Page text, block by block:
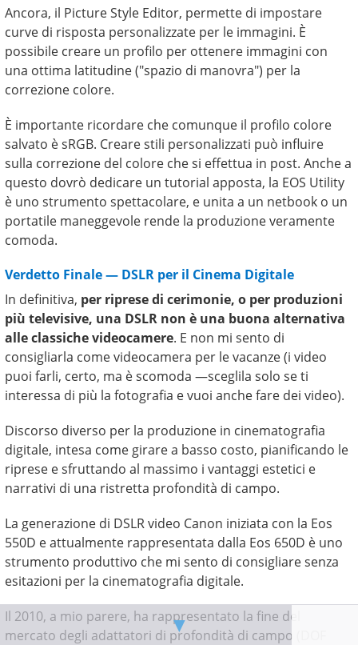
Ancora, il Picture Style Editor, permette di impostare
curve di risposta personalizzate per le immagini. È
possibile creare un profilo per ottenere immagini con
una ottima latitudine ("spazio di manovra") per la
correzione colore.
È importante ricordare che comunque il profilo colore
salvato è sRGB. Creare stili personalizzati può influire
sulla correzione del colore che si effettua in post. Anche a
questo dovrò dedicare un tutorial apposta, la EOS Utility
è uno strumento spettacolare, e unita a un netbook o un
portatile maneggevole rende la produzione veramente
comoda.
Verdetto Finale — DSLR per il Cinema Digitale
In definitiva, per riprese di cerimonie, o per produzioni
più televisive, una DSLR non è una buona alternativa
alle classiche videocamere. E non mi sento di
consigliarla come videocamera per le vacanze (i video
puoi farli, certo, ma è scomoda —sceglila solo se ti
interessa di più la fotografia e vuoi anche fare dei video).
Discorso diverso per la produzione in cinematografia
digitale, intesa come girare a basso costo, pianificando le
riprese e sfruttando al massimo i vantaggi estetici e
narrativi di una ristretta profondità di campo.
La generazione di DSLR video Canon iniziata con la Eos
550D e attualmente rappresentata dalla Eos 650D è uno
strumento produttivo che mi sento di consigliare senza
esitazioni per la cinematografia digitale.
Il 2010, a mio parere, ha rappresentato la fine del
mercato degli adattatori di profondità di campo (DOF
▼